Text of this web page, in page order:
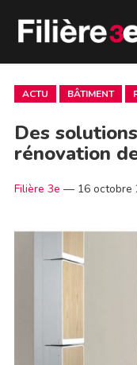
ACTU BÂTIMENT
Des
rénovation
Filière 3e — 16 octobre